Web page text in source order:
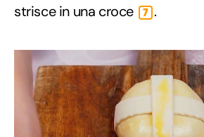
strisce in una croce
7 .